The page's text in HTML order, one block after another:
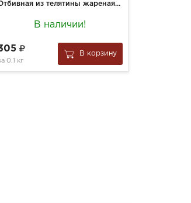
Отбивная из телятины жареная вес.
В наличии!
0.1 кг
В корзину